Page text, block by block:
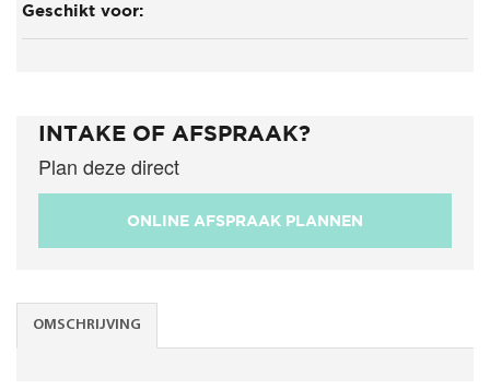
Geschikt voor:
INTAKE OF AFSPRAAK?
Plan deze direct
ONLINE AFSPRAAK PLANNEN
OMSCHRIJVING